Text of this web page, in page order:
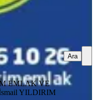
EMLAK VE
YILDIRIM
Ara